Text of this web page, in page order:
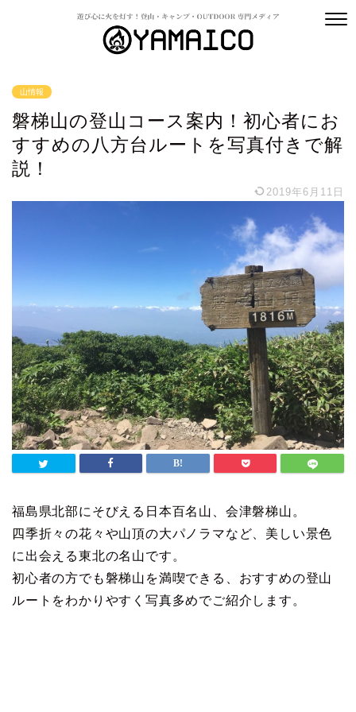
山情報
磐梯山の登山コース案内！初心者にお
すすめの八方台ルートを写真付きで解
説！
2019年6月11日
福島県北部にそびえる日本百名山、会津磐梯山。
四季折々の花々や山頂の大パノラマなど、美しい景色
に出会える東北の名山です。
初心者の方でも磐梯山を満喫できる、おすすめの登山
ルートをわかりやすく写真多めでご紹介します。